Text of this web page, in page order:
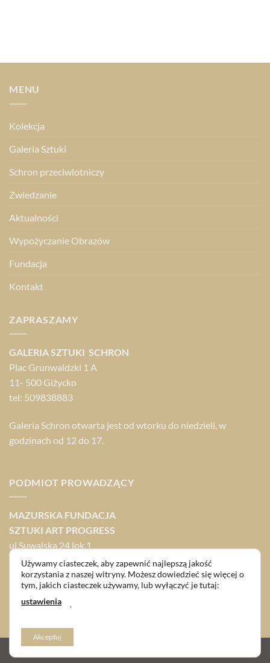
MENU
Kolekcja
Galeria Sztuki
Schron przeciwlotniczy
Zwiedzanie
Aktualności
Wypożyczanie Obrazów
Fundacja
Kontakt
ZAPRASZAMY
GALERIA SZTUKI SCHRON
Plac Grunwaldzki 1 A
11- 500 Giżycko
tel: 509838883
Galeria Schron otwarta jest od wtorku do niedzieli, w
godzinach od 12 do 17.
PODMIOT PROWADZĄCY
MAZURSKA FUNDACJA
SZTUKI ART PROGRESS
ul.Suwalska 24 lok.1
11-500 Giżycko
NIP: 8451985290
KRS: 000534342
Używamy ciasteczek, aby zapewnić najlepszą jakość
korzystania z naszej witryny. Możesz dowiedzieć się więcej o
tym, jakich ciasteczek używamy, lub wyłączyć je tutaj:
ustawienia
.
Akceptuj